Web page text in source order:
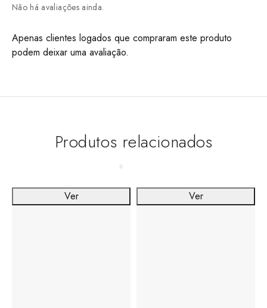
Não há avaliações ainda.
Apenas clientes logados que compraram este produto
podem deixar uma avaliação.
Produtos relacionados
Ver Ver